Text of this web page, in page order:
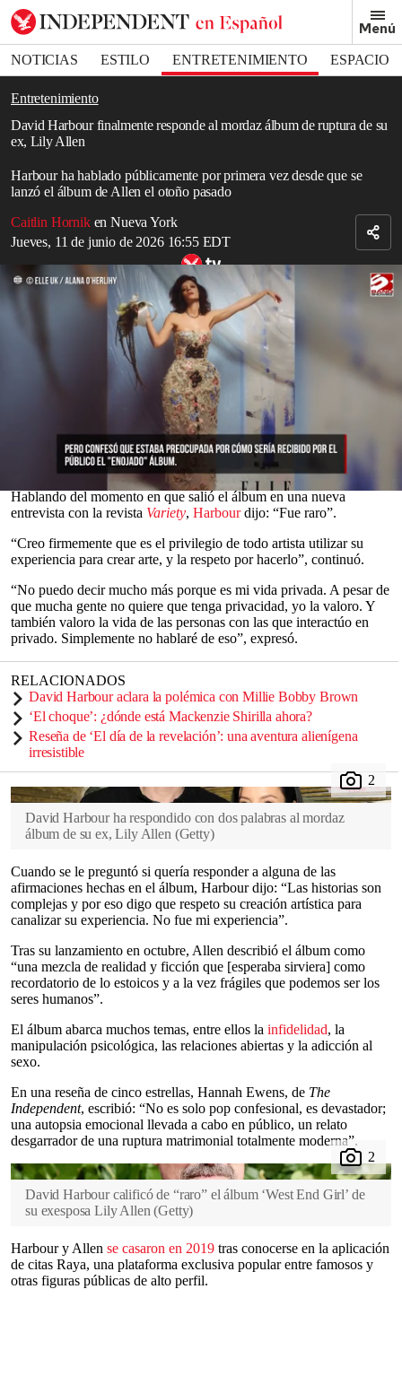
Menú
NOTICIAS ESTILO ENTRETENIMIENTO
ESPACIO
DEPORTES
Entretenimiento
David Harbour finalmente responde al mordaz álbum de ruptura de su
ex, Lily Allen
Harbour ha hablado públicamente por primera vez desde que se
lanzó el álbum de Allen el otoño pasado
Caitlin Hornik en Nueva York
Jueves, 11 de junio de 2026 16:55 EDT
Bookmark popover
Removed from bookmarks
Close popover
seconds
seconds
Lily Allen estaba 'aterrorizada' por cómo sería recibido su álbum
‘West End Girl’
, estrella Stranger Things,ha roto su silencio
, el álbum que su ex, Lily Allen
Harbour(51), ha guardado silencio desde que la cantante y actriz
británica (41), lanzó el disco —el primero en siete años— tras la
ruptura de sumatrimoniode cinco años en 2024.
Hablando del momento en que salió el álbum en una nueva
entrevista con la revista Variety, Harbourdijo: “Fue raro”.
“Creo firmemente que es el privilegio de todo artista utilizar su
experiencia para crear arte, y la respeto por hacerlo”, continuó.
“No puedo decir mucho más porque es mi vida privada. A pesar de
que mucha gente no quiere que tenga privacidad, yo la valoro. Y
también valoro la vida de las personas con las que interactúo en
privado. Simplemente no hablaré de eso”, expresó.
RELACIONADOS
David Harbour aclara la polémica con Millie Bobby Brown
‘El choque’: ¿dónde está Mackenzie Shirilla ahora?
Reseña de ‘El día de la revelación’: una aventura alienígena
irresistible
David Harbour ha respondido con dos palabras al mordaz
álbum de su ex, Lily Allen (Getty)
Cuando se le preguntó si quería responder a alguna de las
afirmaciones hechas en el álbum, Harbour dijo: “Las historias son
complejas y por eso digo que respeto su creación artística para
canalizar su experiencia. No fue mi experiencia”.
Tras su lanzamiento en octubre, Allen describió el álbum como
“una mezcla de realidad y ficción que [esperaba sirviera] como
recordatorio de lo estoicos y a la vez frágiles que podemos ser los
seres humanos”.
El álbum abarca muchos temas, entre ellos la infidelidad, la
manipulación psicológica, las relaciones abiertas y la adicción al
sexo.
En una reseña de cinco estrellas, Hannah Ewens, de The
Independent, escribió: “No es solo pop confesional, es devastador;
una autopsia emocional llevada a cabo en público, un relato
desgarrador de una ruptura matrimonial totalmente moderna”.
David Harbour calificó de “raro” el álbum ‘West End Girl’ de
su exesposa Lily Allen (Getty)
Harbour y Allen se casaron en 2019 tras conocerse en la aplicación
de citas Raya, una plataforma exclusiva popular entre famosos y
otras figuras públicas de alto perfil.